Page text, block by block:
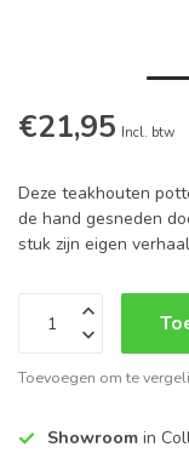
€21,95 Incl. btw
Deze teakhouten
de hand gesneden
stuk zijn eigen
Toevoegen om te
Showroom in